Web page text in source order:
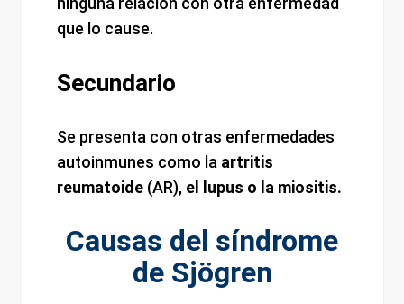
que lo cause.
Secundario
Se presenta con otras enfermedades
autoinmunes como la artritis
reumatoide (AR), el lupus o la miositis.
Causas del síndrome
de Sjögren